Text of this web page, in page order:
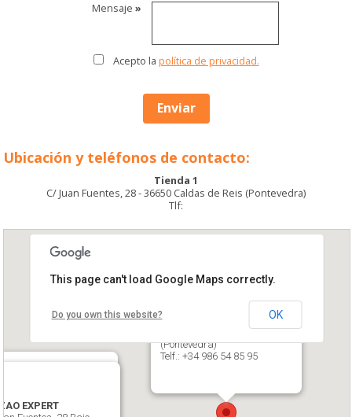
Mensaje»
Acepto la política de privacidad.
Enviar
Ubicación y teléfonos de contacto:
Tienda 1
C/ Juan Fuentes, 28 - 36650 Caldas de Reis (Pontevedra)
Tlf:
de Saa, 17. Caldas
EXPERT
LOUZAO EXPERT
C/ Circunvalación, 5. Cuntis
(Pontevedra)
Telf.: +34 986 54 85 95
This page can't load Google Maps correctly.
Do you own this website? OK